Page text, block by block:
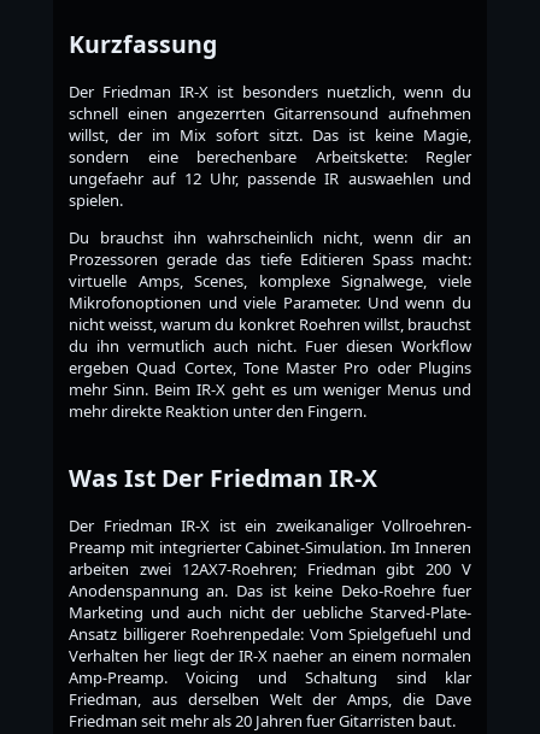
Kurzfassung
Der Friedman IR-X ist besonders nuetzlich, wenn du
schnell einen angezerrten Gitarrensound aufnehmen
willst, der im Mix sofort sitzt. Das ist keine Magie,
sondern eine berechenbare Arbeitskette: Regler
ungefaehr auf 12 Uhr, passende IR auswaehlen und
spielen.
Du brauchst ihn wahrscheinlich nicht, wenn dir an
Prozessoren gerade das tiefe Editieren Spass macht:
virtuelle Amps, Scenes, komplexe Signalwege, viele
Mikrofonoptionen und viele Parameter. Und wenn du
nicht weisst, warum du konkret Roehren willst, brauchst
du ihn vermutlich auch nicht. Fuer diesen Workflow
ergeben Quad Cortex, Tone Master Pro oder Plugins
mehr Sinn. Beim IR-X geht es um weniger Menus und
mehr direkte Reaktion unter den Fingern.
Was Ist Der Friedman IR-X
Der Friedman IR-X ist ein zweikanaliger Vollroehren-
Preamp mit integrierter Cabinet-Simulation. Im Inneren
arbeiten zwei 12AX7-Roehren; Friedman gibt 200 V
Anodenspannung an. Das ist keine Deko-Roehre fuer
Marketing und auch nicht der uebliche Starved-Plate-
Ansatz billigerer Roehrenpedale: Vom Spielgefuehl und
Verhalten her liegt der IR-X naeher an einem normalen
Amp-Preamp. Voicing und Schaltung sind klar
Friedman, aus derselben Welt der Amps, die Dave
Friedman seit mehr als 20 Jahren fuer Gitarristen baut.